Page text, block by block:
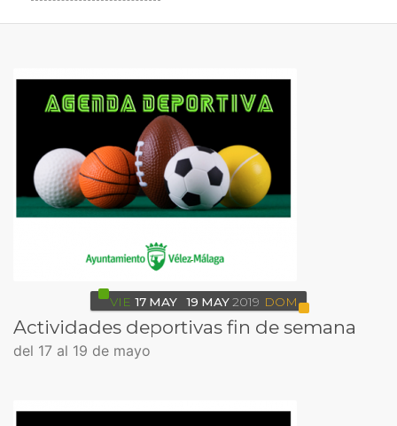
VIE 17 MAY 19 MAY2019 DOM
Actividades deportivas fin de semana
del 17 al 19 de mayo